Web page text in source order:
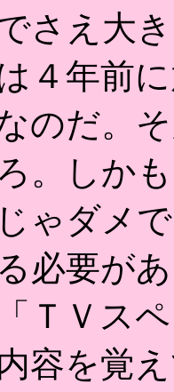
さえ大
４年前
のだ。
。しか
ゃダメ
必要が
ＴＶス
容を覚